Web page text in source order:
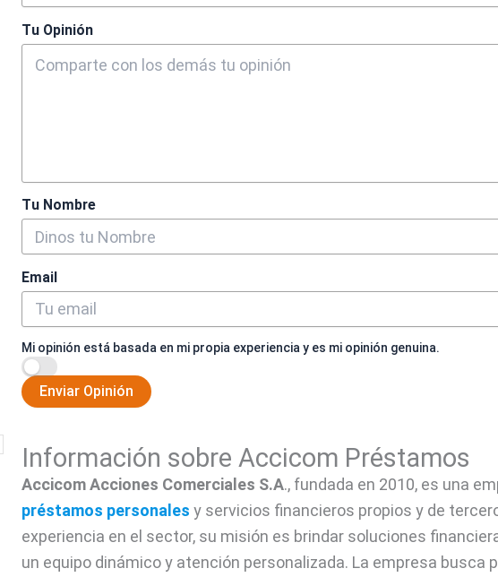
Tu Opinión
Tu Nombre
Email
Mi opinión está basada en mi propia experiencia y es mi opinión genuina.
Enviar Opinión
Información sobre Accicom Préstamos
Accicom Acciones Comerciales S.A., fundada en 2010, es una
préstamos personales y servicios financieros propios y de
experiencia en el sector, su misión es brindar soluciones
un equipo dinámico y atención personalizada. La empresa busca